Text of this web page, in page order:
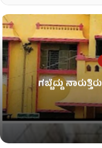
ಗಬ್ಬೆದ್ದು